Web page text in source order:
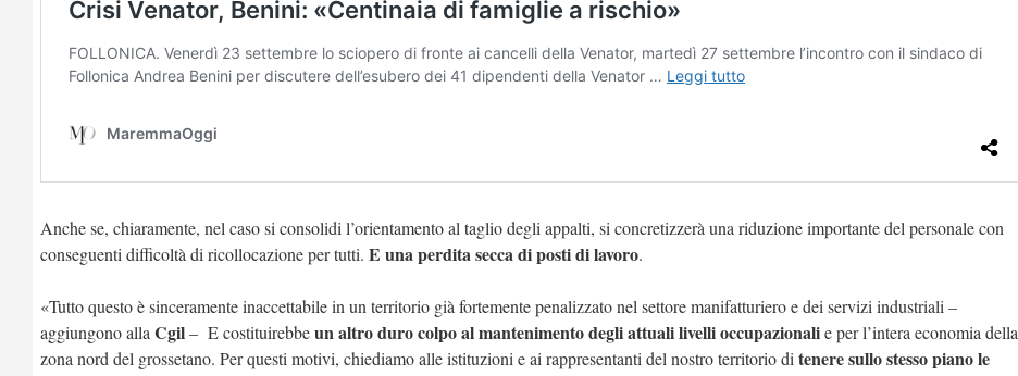
Anche se, chiaramente, nel caso si consolidi l’orientamento al taglio degli appalti, si concretizzerà una riduzione importante del personale con
conseguenti difficoltà di ricollocazione per tutti. E una perdita secca di posti di lavoro.
«Tutto questo è sinceramente inaccettabile in un territorio già fortemente penalizzato nel settore manifatturiero e dei servizi industriali –
aggiungono alla Cgil– E costituirebbeun altro duro colpo al mantenimento degli attuali livelli occupazionalie per l’intera economia della
zona nord del grossetano. Per questi motivi, chiediamo alle istituzioni e ai rappresentanti del nostro territorio di tenere sullo stesso piano le